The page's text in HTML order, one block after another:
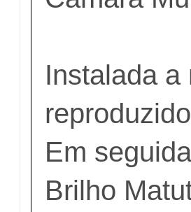
Instalada a
Em
Brilho